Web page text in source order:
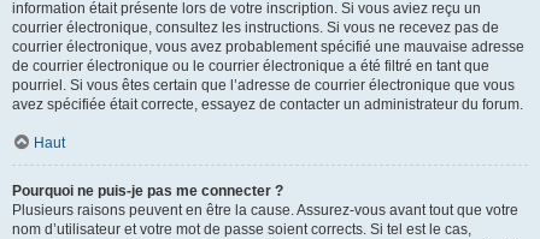
information était présente lors de votre inscription. Si vous aviez reçu un
courrier électronique, consultez les instructions. Si vous ne recevez pas de
courrier électronique, vous avez probablement spécifié une mauvaise adresse
de courrier électronique ou le courrier électronique a été filtré en tant que
pourriel. Si vous êtes certain que l’adresse de courrier électronique que vous
avez spécifiée était correcte, essayez de contacter un administrateur du forum.
Haut
Pourquoi ne puis-je pas me connecter ?
Plusieurs raisons peuvent en être la cause. Assurez-vous avant tout que votre
nom d’utilisateur et votre mot de passe soient corrects. Si tel est le cas,